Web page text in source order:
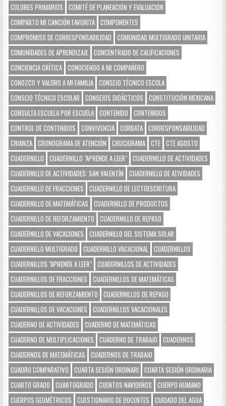
COLORES PRIMARIOS
COMITÉ DE PLANEACIÓN Y EVALUACIÓN
COMPARTO MI CANCIÓN FAVORITA COMPONENTES
COMPROMISO DE CORRESPONSABILIDAD
COMUNIDAD MULTIGRADO UNITARIA
COMUNIDADES DE APRENDIZAJE CONCENTRADO DE CALIFICACIONES
CONCIENCIA CRÍTICA CONOCIENDO A MI COMPAÑERO
CONOZCO Y VALORO A MI FAMILIA CONSEJO TÉCNICO ESCOLA
CONSEJO TÉCNICO ESCOLAR
CONSEJOS DIDÁCTICOS
CONSTITUCIÓN MEXICANA
CONSULTA ESCUELA POR ESCUELA CONTENIDO
CONTENIDOS
CONTROL DE CONTENIDOS
CONVIVENCIA CORBATA CORRESPONSABILIDAD
CRIANZA CRONOGRAMA DE ATENCIÓN CRUCIGRAMA CTE CTE AGOSTO
CUADERNILLO
CUADERNILLO "APRENDE A LEER" CUADERNILLO DE ACTIVIDADES
CUADERNILLO DE ACTIVIDADES: SAN VALENTÍN
CUADERNILLO DE ATIVIDADES
CUADERNILLO DE FRACCIONES
CUADERNILLO DE LECTOESCRITURA
CUADERNILLO DE MATEMÁTICAS
CUADERNILLO DE PRODUCTOS
CUADERNILLO DE REFORZAMIENTO
CUADERNILLO DE REPASO
CUADERNILLO DE VACACIONES
CUADERNILLO DEL SISTEMA SOLAR
CUADERNILLO MULTIGRADO
CUADERNILLO VACACIONAL CUADERNILLOS
CUADERNILLOS "APRENDE A LEER" CUADERNILLOS DE ACTIVIDADES
CUADERNILLOS DE FRACCIONES
CUADERNILLOS DE MATEMÁTICAS
CUADERNILLOS DE REFORZAMIENTO
CUADERNILLOS DE REPASO
CUADERNILLOS DE VACACIONES
CUADERNILLOS VACACIONALES
CUADERNO DE ACTIVIDADES
CUADERNO DE MATEMÁTICAS
CUADERNO DE MULTIPLICACIONES
CUADERNO DE TRABAJO
CUADERNOS
CUADERNOS DE MATEMÁTICAS
CUADERNOS DE TRABAJO
CUADRO COMPARATIVO
CUARTA SESIÓN ORDINARI
CUARTA SESIÓN ORDINARIA
CUARTO GRADO
CUARTOGRADO CUENTOS NAVIDEÑOS
CUERPO HUMANO
CUERPOS GEOMÉTRICOS
CUESTIONARIO DE DOCENTES
CUIDADO DEL AGUA